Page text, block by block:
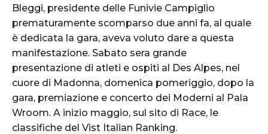
Bleggi, presidente delle Funivie Campiglio
prematuramente scomparso due anni fa, al quale
è dedicata la gara, aveva voluto dare a questa
manifestazione. Sabato sera grande
presentazione di atleti e ospiti al Des Alpes, nel
cuore di Madonna, domenica pomeriggio, dopo la
gara, premiazione e concerto dei Moderni al Pala
Wroom. A inizio maggio, sul sito di Race, le
classifiche del Vist Italian Ranking.